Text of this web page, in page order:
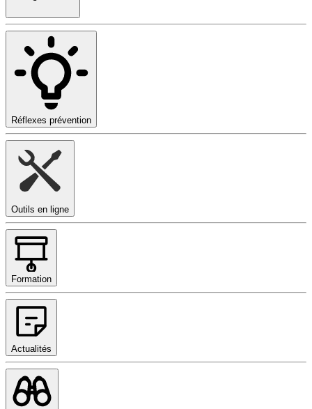
Réflexes prévention
Outils en ligne
Formation
Actualités